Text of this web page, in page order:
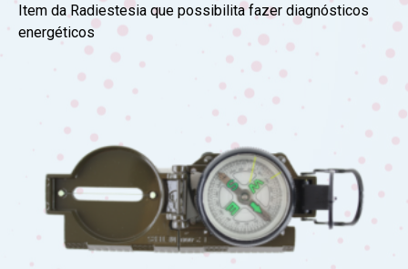
Item da Radiestesia que possibilita fazer diagnósticos
energéticos